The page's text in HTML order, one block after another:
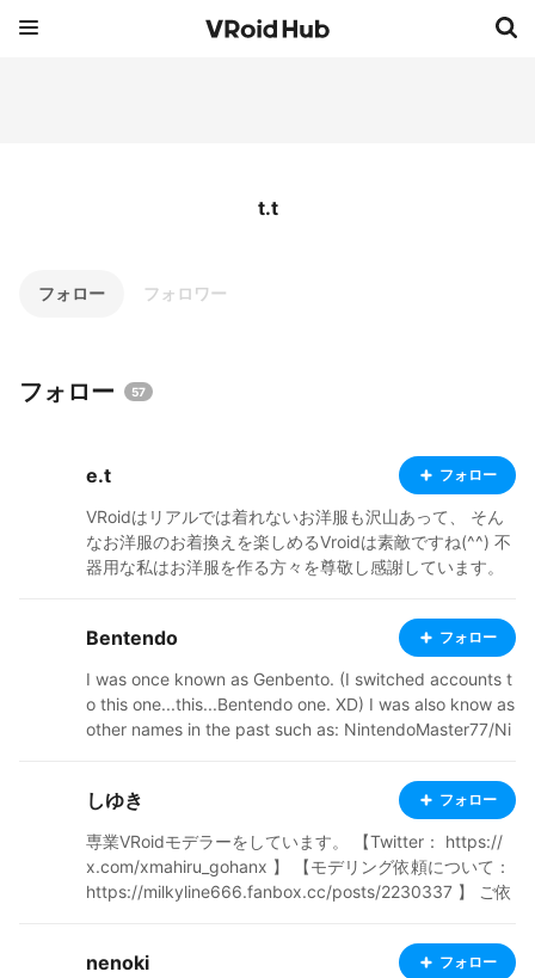
t.t
フォロー フォロワー
フォロー 57
e.t フォロー
VRoidはリアルでは着れないお洋服も沢山あって、 そん
なお洋服のお着換えを楽しめるVroidは素敵ですね(^^) 不
器用な私はお洋服を作る方々を尊敬し感謝しています。
ewerでも使用させていただいてます。 重ねてクリエイタ
ーの皆様に感謝です(^^) 私はVRoid Mobaile産の子が大好
きですが、お洋服のお着換え時に VRoid Studioで追加さ
れた機能を使ったお洋服がそのまま着れないのが辛いと
ころです（＞＜） 基本的にMobileで作った子を公開して
いますが、 今後はMobile→Studioβ版→Studio正式版に
気が付けばVRM Live Viewerで躍らせているデータも相
当数たまってきているので、 今後は動画も公開出来たら
いいな～って思ってます(^^)
Bentendo フォロー
I was once known as Genbento. (I switched accounts t
o this one...this...Bentendo one. XD) I was also know as
other names in the past such as: NintendoMaster77/Ni
otsu. A Christian who had a history of enjoying 3D anim
ating and creating characters. ^^ 🌸Tips: https://ko-fi.c
om/bentendo 💗Donate: https://throne.com/bentendo
しゆき フォロー
専業VRoidモデラーをしています。 【Twitter： https://
x.com/xmahiru_gohanx 】 【モデリング依頼について：
https://milkyline666.fanbox.cc/posts/2230337 】 ご依
稿しています。 お仕事で制作させていただいたモデルは
モデル名に【制作実績】の記載があります。
nenoki フォロー